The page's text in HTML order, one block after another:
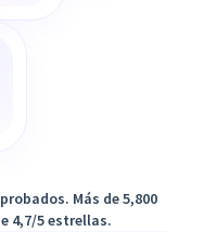
Más de 5,800
4,7/5 estrellas.